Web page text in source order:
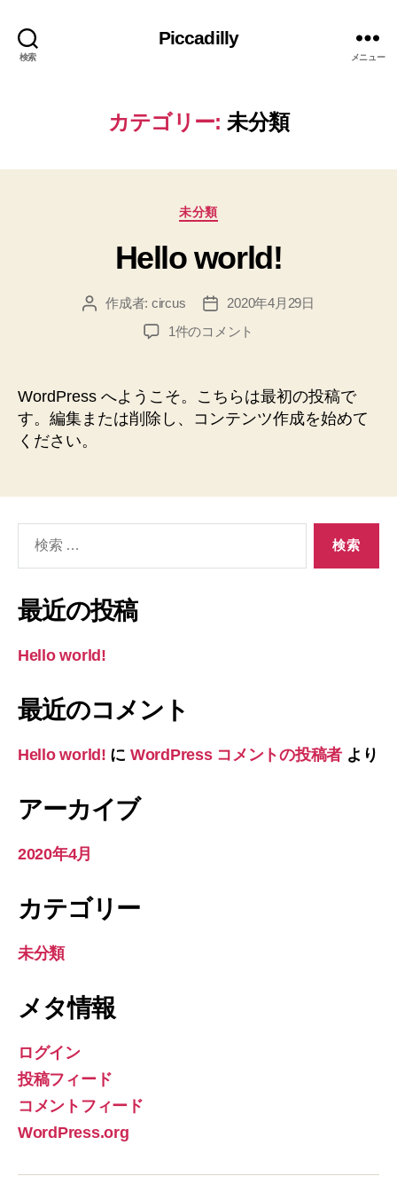
検索
Piccadilly
メニュー
カテゴリー: 未分類
カ
ゴ
リ
未分類
Hello world!
投 作成者: circus
投
2020年4月29日
Hello
の
1件のコメント
WordPress へようこそ。こちらは最初の投稿で
す。編集または削除し、コンテンツ作成を始めて
ください。
象:
最近の投稿
Hello world!
最近のコメント
Hello world! に WordPress コメントの投稿者 より
アーカイブ
2020年4月
カテゴリー
未分類
メタ情報
ログイン
投稿フィード
コメントフィード
WordPress.org